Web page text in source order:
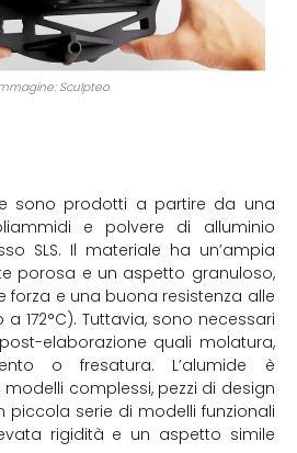
Sculpteo
sono prodotti a partire da una
e polvere di alluminio
SLS. Il materiale ha un’ampia
porosa e un aspetto granuloso,
forza e una buona resistenza alle
172°C). Tuttavia, sono necessari
elaborazione quali molatura,
o fresatura. L’alumide è
complessi, pezzi di design
piccola serie di modelli funzionali
rigidità e un aspetto simile